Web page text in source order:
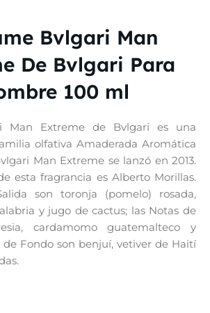
Bvlgari Man
De Bvlgari Para
100 ml
Man Extreme de Bvlgari es una
olfativa Amaderada Aromática
Man Extreme se lanzó en 2013.
esta fragrancia es Alberto Morillas.
son toronja (pomelo) rosada,
y jugo de cactus; las Notas de
cardamomo guatemalteco y
de Fondo son benjuí, vetiver de Haití